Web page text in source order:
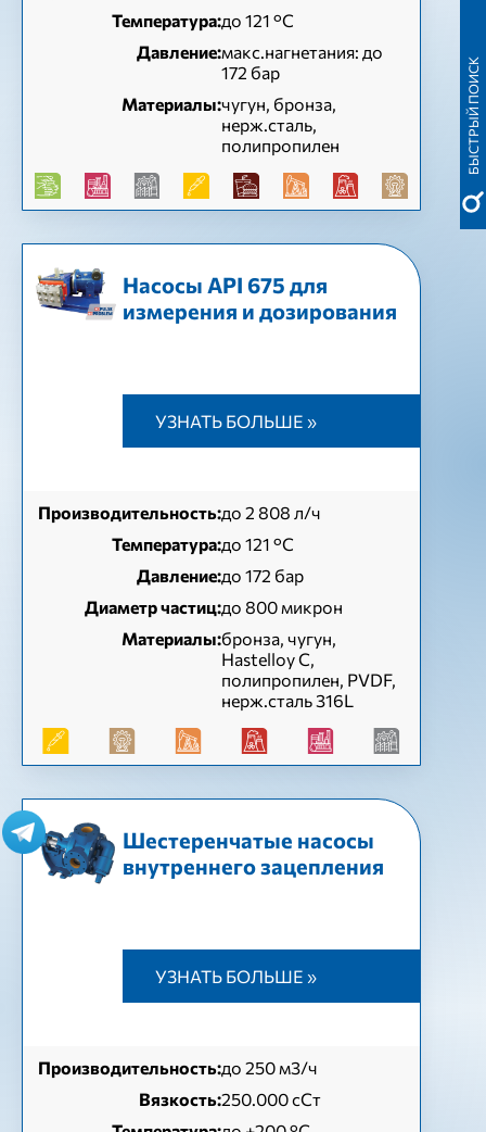
Температура:до 121 °С
Давление:макс.нагнетания: до
172 бар
Материалы:чугун, бронза,
нерж.сталь,
полипропилен
Насосы API 675 для
измерения и дозирования
УЗНАТЬ БОЛЬШЕ »
Производительность:до 2 808 л/ч
Температура:до 121 °С
Давление:до 172 бар
Диаметр частиц:до 800 микрон
Материалы:бронза, чугун,
Hastelloy C,
полипропилен, PVDF,
нерж.сталь 316L
Шестеренчатые насосы
внутреннего зацепления
УЗНАТЬ БОЛЬШЕ »
Производительность:до 250 м3/ч
Вязкость:250.000 сСт
БЫСТРЫЙ ПОИСК